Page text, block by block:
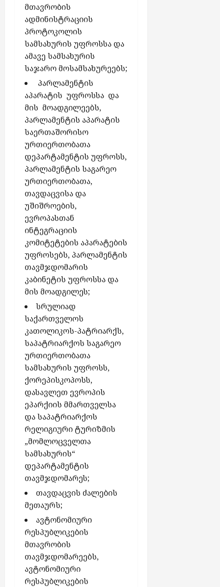
მთავრობის
ადმინისტრაციის
პროტოკოლის
სამსახურის უფროსსა და
ამავე სამსახურის
საჯარო მოსამსახურეებს;
პარლამენტის
აპარატის უფროსსა და
მის მოადგილეებს,
პარლამენტის აპარატის
საერთაშორისო
ურთიერთობათა
დეპარტამენტის უფროსს,
პარლამენტის საგარეო
ურთიერთობათა,
თავდაცვისა და
უშიშროების,
ევროპასთან
ინტეგრაციის
კომიტეტების აპარატების
უფროსებს, პარლამენტის
თავმჯდომარის
კაბინეტის უფროსსა და
მის მოადგილეს;
სრულიად
საქართველოს
კათოლიკოს-პატრიარქს,
საპატრიარქოს საგარეო
ურთიერთობათა
სამსახურის უფროსს,
ქორეპისკოპოსს,
დასავლეთ ევროპის
ეპარქიის მმართველსა
და საპატრიარქოს
რელიგიური ტურიზმის
„მომლოცველთა
სამსახურის“
დეპარტამენტის
თავმჯდომარეს;
თავდაცვის ძალების
მეთაურს;
ავტონომიური
რესპუბლიკების
მთავრობის
თავმჯდომარეებს,
ავტონომიური
რესპუბლიკების